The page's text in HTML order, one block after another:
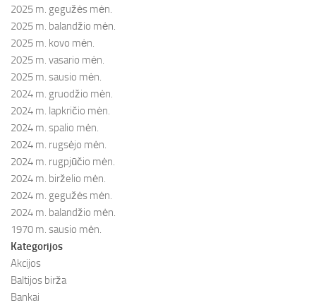
2025 m. gegužės mėn.
2025 m. balandžio mėn.
2025 m. kovo mėn.
2025 m. vasario mėn.
2025 m. sausio mėn.
2024 m. gruodžio mėn.
2024 m. lapkričio mėn.
2024 m. spalio mėn.
2024 m. rugsėjo mėn.
2024 m. rugpjūčio mėn.
2024 m. birželio mėn.
2024 m. gegužės mėn.
2024 m. balandžio mėn.
1970 m. sausio mėn.
Kategorijos
Akcijos
Baltijos birža
Bankai